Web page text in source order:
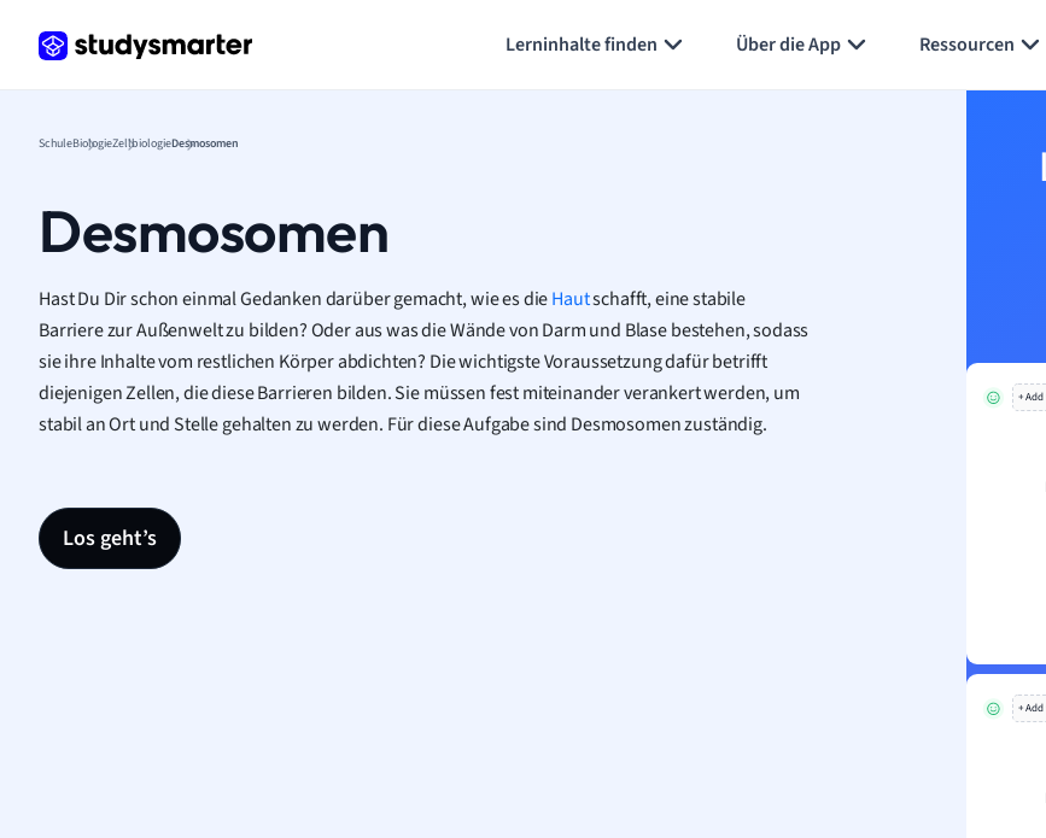
Lerninhalte finden Über die App Ressourcen
SchuleBiologieZellbiologieDesmosomen
Desmosomen
Hast Du Dir schon einmal Gedanken darüber gemacht, wie es dieHautschafft, eine stabile
Barriere zur Außenwelt zu bilden? Oder aus was die Wände von Darm und Blase bestehen, sodass
sie ihre Inhalte vom restlichen Körper abdichten? Die wichtigste Voraussetzung dafür betrifft
diejenigen Zellen, die diese Barrieren bilden. Sie müssen fest miteinander verankert werden, um
stabil an Ort und Stelle gehalten zu werden. Für diese Aufgabe sind Desmosomen zuständig.
Los geht’s
+
+